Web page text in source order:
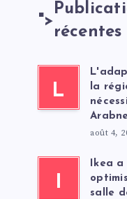
">
récentes
L
la
août 4,
I
Ikea a
salle